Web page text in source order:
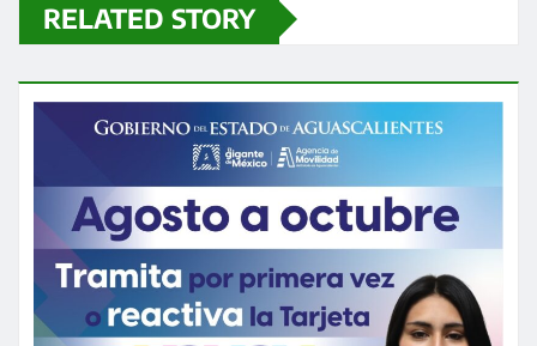
RELATED STORY